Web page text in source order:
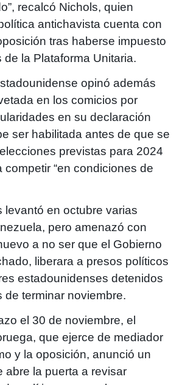
recalcó Nichols, quien
antichavista cuenta con
tras haberse impuesto
de la Plataforma Unitaria.
opinó además
en los comicios por
en su declaración
ser habilitada antes de que se
previstas para 2024
competir “en condiciones de
levantó en octubre varias
pero amenazó con
a no ser que el Gobierno
liberara a presos políticos
estadounidenses detenidos
de terminar noviembre.
el 30 de noviembre, el
que ejerce de mediador
y la oposición, anunció un
abre la puerta a revisar